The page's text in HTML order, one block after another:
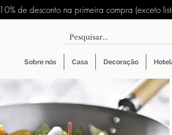
10% de desconto na primeira compra (exceto
Sobre nós Casa Decoração